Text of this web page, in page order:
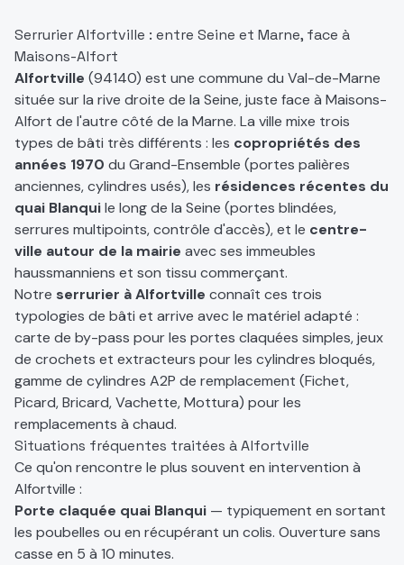
Serrurier Alfortville : entre Seine et Marne, face à
Maisons-Alfort
Alfortville (94140) est une commune du Val-de-Marne
située sur la rive droite de la Seine, juste face à Maisons-
Alfort de l'autre côté de la Marne. La ville mixe trois
types de bâti très différents : les copropriétés des
années 1970 du Grand-Ensemble (portes palières
anciennes, cylindres usés), les résidences récentes du
quai Blanquile long de la Seine (portes blindées,
serrures multipoints, contrôle d'accès), et le centre-
ville autour de la mairie avec ses immeubles
haussmanniens et son tissu commerçant.
Notre serrurier à Alfortville connaît ces trois
typologies de bâti et arrive avec le matériel adapté :
carte de by-pass pour les portes claquées simples, jeux
de crochets et extracteurs pour les cylindres bloqués,
gamme de cylindres A2P de remplacement (Fichet,
Picard, Bricard, Vachette, Mottura) pour les
remplacements à chaud.
Situations fréquentes traitées à Alfortville
Ce qu'on rencontre le plus souvent en intervention à
Alfortville :
Porte claquée quai Blanqui — typiquement en sortant
les poubelles ou en récupérant un colis. Ouverture sans
casse en 5 à 10 minutes.